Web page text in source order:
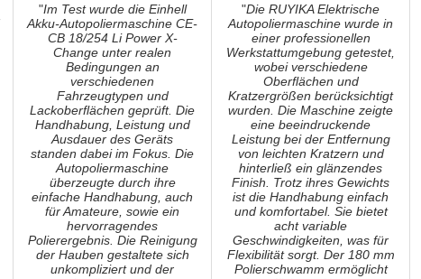
"Im Test wurde die Einhell
Akku-Autopoliermaschine CE-
CB 18/254 Li Power X-
Change unter realen
Bedingungen an
verschiedenen
Fahrzeugtypen und
Lackoberflächen geprüft. Die
Handhabung, Leistung und
Ausdauer des Geräts
standen dabei im Fokus. Die
Autopoliermaschine
überzeugte durch ihre
einfache Handhabung, auch
für Amateure, sowie ein
hervorragendes
Polierergebnis. Die Reinigung
der Hauben gestaltete sich
unkompliziert und der
"Die RUYIKA Elektrische
Autopoliermaschine wurde in
einer professionellen
Werkstattumgebung getestet,
wobei verschiedene
Oberflächen und
Kratzergrößen berücksichtigt
wurden. Die Maschine zeigte
eine beeindruckende
Leistung bei der Entfernung
von leichten Kratzern und
hinterließ ein glänzendes
Finish. Trotz ihres Gewichts
ist die Handhabung einfach
und komfortabel. Sie bietet
acht variable
Geschwindigkeiten, was für
Flexibilität sorgt. Der 180 mm
Polierschwamm ermöglicht